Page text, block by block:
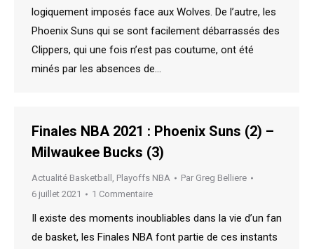
logiquement imposés face aux Wolves. De l’autre, les
Phoenix Suns qui se sont facilement débarrassés des
Clippers, qui une fois n’est pas coutume, ont été
minés par les absences de…
Finales NBA 2021 : Phoenix Suns (2) –
Milwaukee Bucks (3)
Actualité Basketball , Playoffs NBA Par Greg Belliere
6 juillet 2021
1 Commentaire
Il existe des moments inoubliables dans la vie d’un fan
de basket, les Finales NBA font partie de ces instants